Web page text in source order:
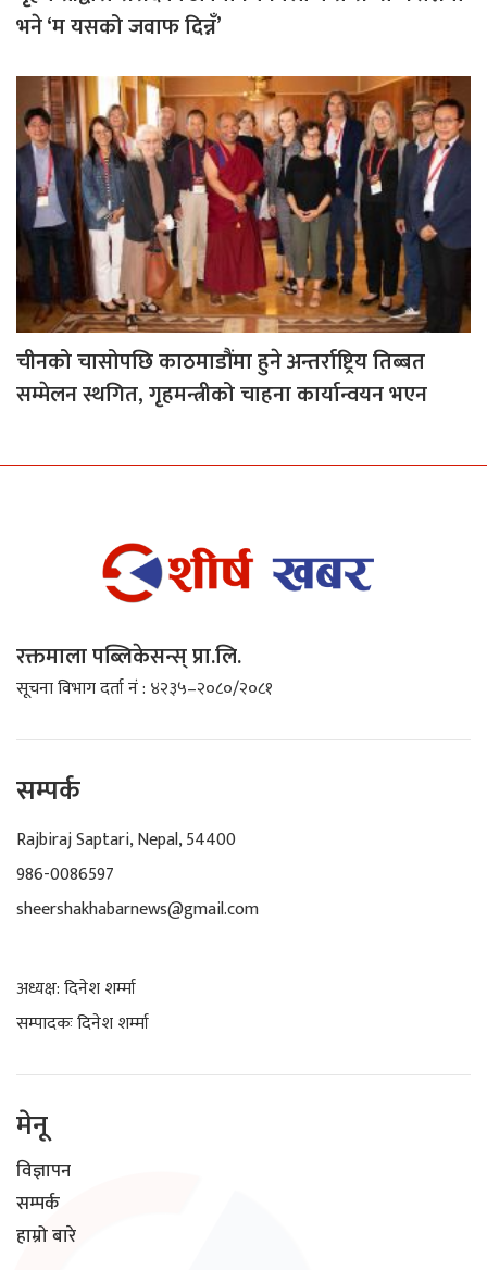
भने ‘म यसको जवाफ दिन्नँ’
चीनको चासोपछि काठमाडौंमा हुने अन्तर्राष्ट्रिय तिब्बत
सम्मेलन स्थगित, गृहमन्त्रीको चाहना कार्यान्वयन भएन
रक्तमाला पब्लिकेसन्स् प्रा.लि.
सूचना विभाग दर्ता नं : ४२३५–२०८०/२०८१
सम्पर्क
Rajbiraj Saptari, Nepal, 54400
986-0086597
sheershakhabarnews@gmail.com
अध्यक्ष: दिनेश शर्म्मा
सम्पादकः दिनेश शर्म्मा
मेनू
विज्ञापन
सम्पर्क
हाम्रो बारे